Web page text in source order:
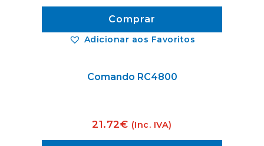
Adicionar aos Favoritos
Comprar
Comando RC4800
21.72€ (Inc. IVA)